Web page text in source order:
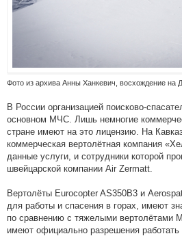
Фото из архива Анны Ханкевич, восхождение на
В России организацией поисково-
основном МЧС. Лишь немногие
стране имеют на это лицензию. На
коммерческая вертолётная компания
данные услуги, и сотрудники которой
швейцарской компании Air Zermatt.
Вертолёты Eurocopter AS350B3 и
для работы и спасения в горах, имеют
по сравнению с тяжелыми вертолётами
имеют официально разрешения